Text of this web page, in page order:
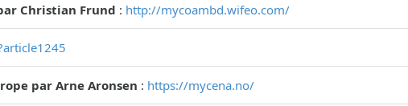
Christian Frund : http://mycoambd.wifeo.com/
par Arne Aronsen : https://mycena.no/